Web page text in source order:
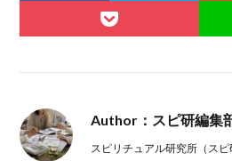
Author：スピ研編集
スピリチュアル研究所（ス